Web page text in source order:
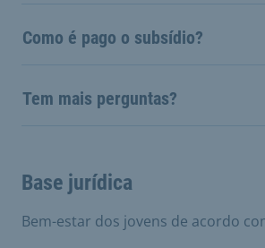
Como é pago o subsídio?
Tem mais perguntas?
Base jurídica
Bem-estar dos jovens de acordo